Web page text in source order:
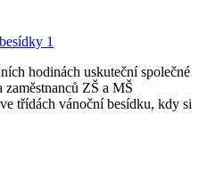
hodinách uskuteční společné
ZŠ a MŠ
třídách vánoční besídku, kdy si